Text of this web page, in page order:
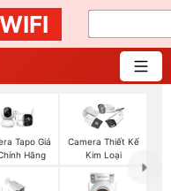
Tapo Giá
Hãng
Camera Thiết Kế
Kim Loại